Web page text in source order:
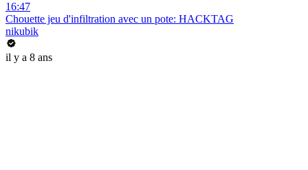
16:47
Chouette jeu d'infiltration avec un pote: HACKTAG
nikubik
il y a 8 ans